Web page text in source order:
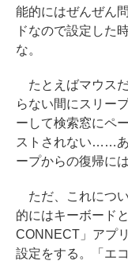
能的にはぜんぜん
ドなので設定した
な。
たとえばマウス
らない間にスリー
ーして検索窓に
ストされない……あ
ープからの復帰に
ただ、これにつ
的にはキーボード
CONNECT」アプ
設定をする。「エ